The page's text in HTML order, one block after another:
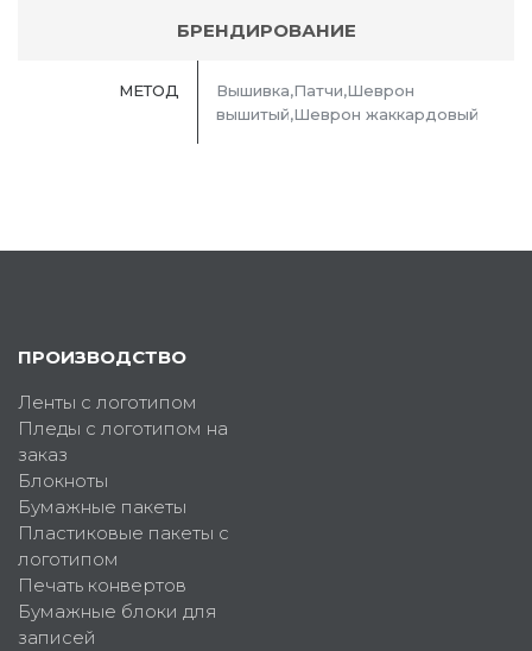
БРЕНДИРОВАНИЕ
МЕТОД
Вышивка,Патчи,Шеврон
вышитый,Шеврон жаккардовый
ПРОИЗВОДСТВО
Ленты с логотипом
Пледы с логотипом на
заказ
Блокноты
Бумажные пакеты
Пластиковые пакеты с
логотипом
Печать конвертов
Бумажные блоки для
записей